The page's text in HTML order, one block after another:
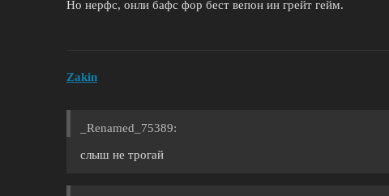
Но нерфс, онли бафс фор бест вепон ин грейт гейм.
Zakin
_Renamed_75389:
слыш не трогай